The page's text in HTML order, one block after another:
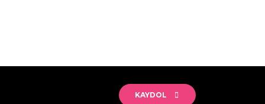
KAYDOL